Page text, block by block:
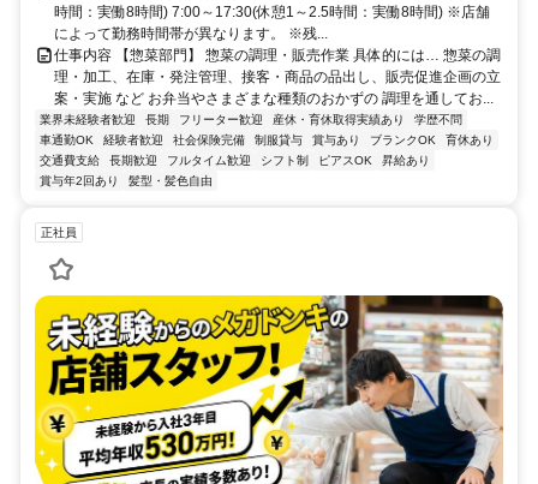
時間：実働8時間) 7:00～17:30(休憩1～2.5時間：実働8時間) ※店舗
によって勤務時間帯が異なります。 ※残...
仕事内容 【惣菜部門】 惣菜の調理・販売作業 具体的には… 惣菜の調
理・加工、在庫・発注管理、接客・商品の品出し、販売促進企画の立
案・実施 など お弁当やさまざまな種類のおかずの 調理を通してお...
業界未経験者歓迎 長期 フリーター歓迎 産休・育休取得実績あり
学歴不問
車通勤OK
経験者歓迎 社会保険完備 制服貸与 賞与あり ブランクOK
育休あり
交通費支給
長期歓迎 フルタイム歓迎 シフト制 ピアスOK
昇給あり
賞与年2回あり
髪型・髪色自由
正社員